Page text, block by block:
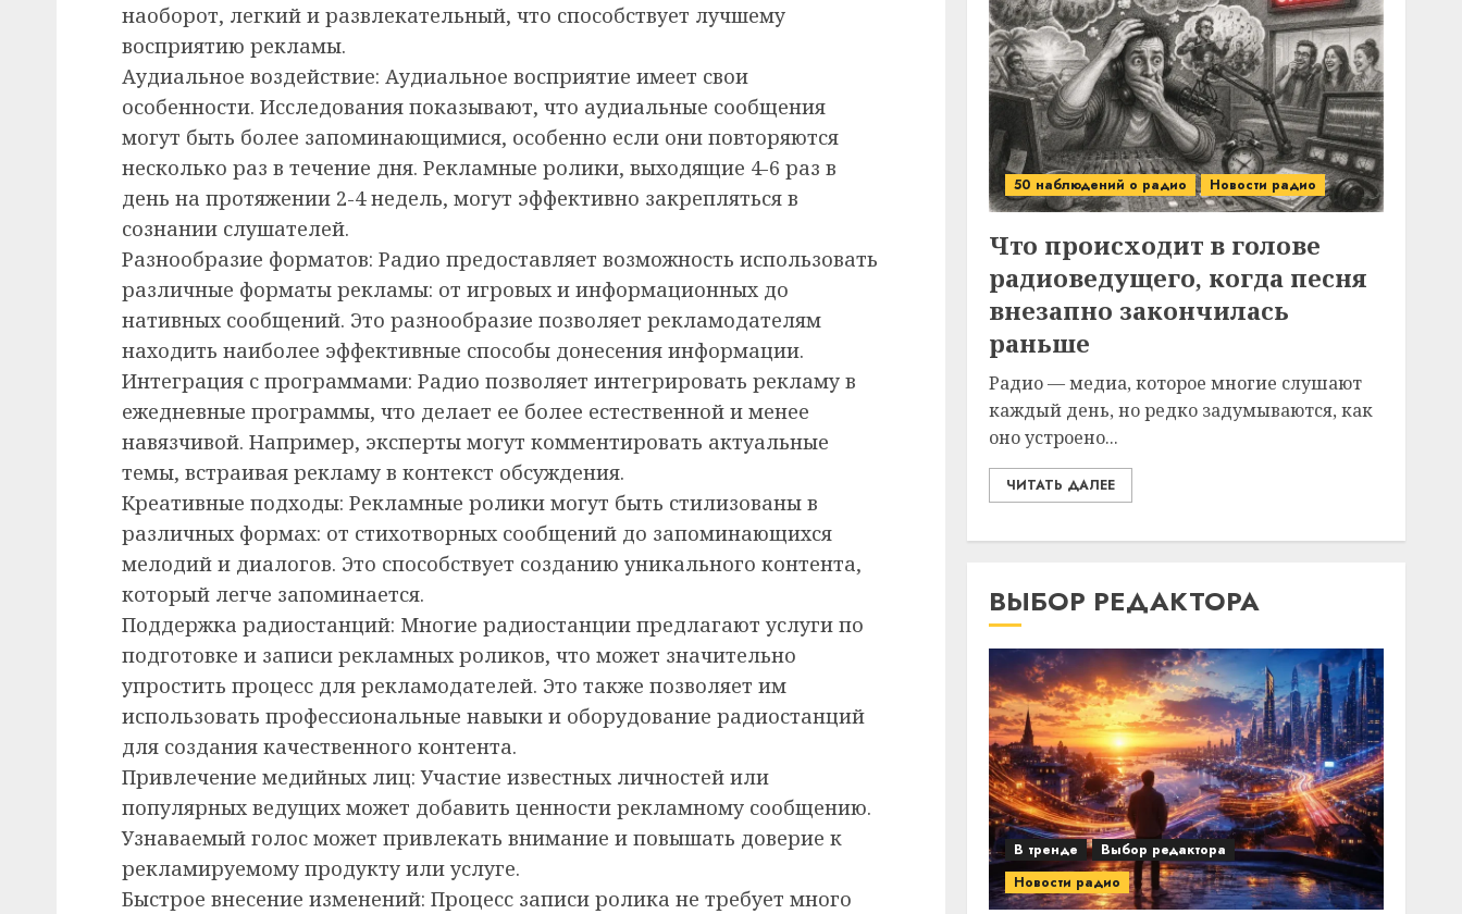
наоборот, легкий и развлекательный, что способствует лучшему
восприятию рекламы.
Аудиальное воздействие: Аудиальное восприятие имеет свои
особенности. Исследования показывают, что аудиальные сообщения
могут быть более запоминающимися, особенно если они повторяются
несколько раз в течение дня. Рекламные ролики, выходящие 4-6 раз в
день на протяжении 2-4 недель, могут эффективно закрепляться в
сознании слушателей.
Разнообразие форматов: Радио предоставляет возможность использовать
различные форматы рекламы: от игровых и информационных до
нативных сообщений. Это разнообразие позволяет рекламодателям
находить наиболее эффективные способы донесения информации.
Интеграция с программами: Радио позволяет интегрировать рекламу в
ежедневные программы, что делает ее более естественной и менее
навязчивой. Например, эксперты могут комментировать актуальные
темы, встраивая рекламу в контекст обсуждения.
Креативные подходы: Рекламные ролики могут быть стилизованы в
различных формах: от стихотворных сообщений до запоминающихся
мелодий и диалогов. Это способствует созданию уникального контента,
который легче запоминается.
Поддержка радиостанций: Многие радиостанции предлагают услуги по
подготовке и записи рекламных роликов, что может значительно
упростить процесс для рекламодателей. Это также позволяет им
использовать профессиональные навыки и оборудование радиостанций
для создания качественного контента.
Привлечение медийных лиц: Участие известных личностей или
популярных ведущих может добавить ценности рекламному сообщению.
Узнаваемый голос может привлекать внимание и повышать доверие к
рекламируемому продукту или услуге.
Быстрое внесение изменений: Процесс записи ролика не требует много
50 наблюдений о радио Новости радио
Что происходит в голове
радиоведущего, когда песня
внезапно закончилась
раньше
Радио — медиа, которое многие слушают
каждый день, но редко задумываются, как
оно устроено...
ЧИТАТЬ ДАЛЕЕ
ВЫБОР РЕДАКТОРА
В тренде
Выбор редактора
Новости радио